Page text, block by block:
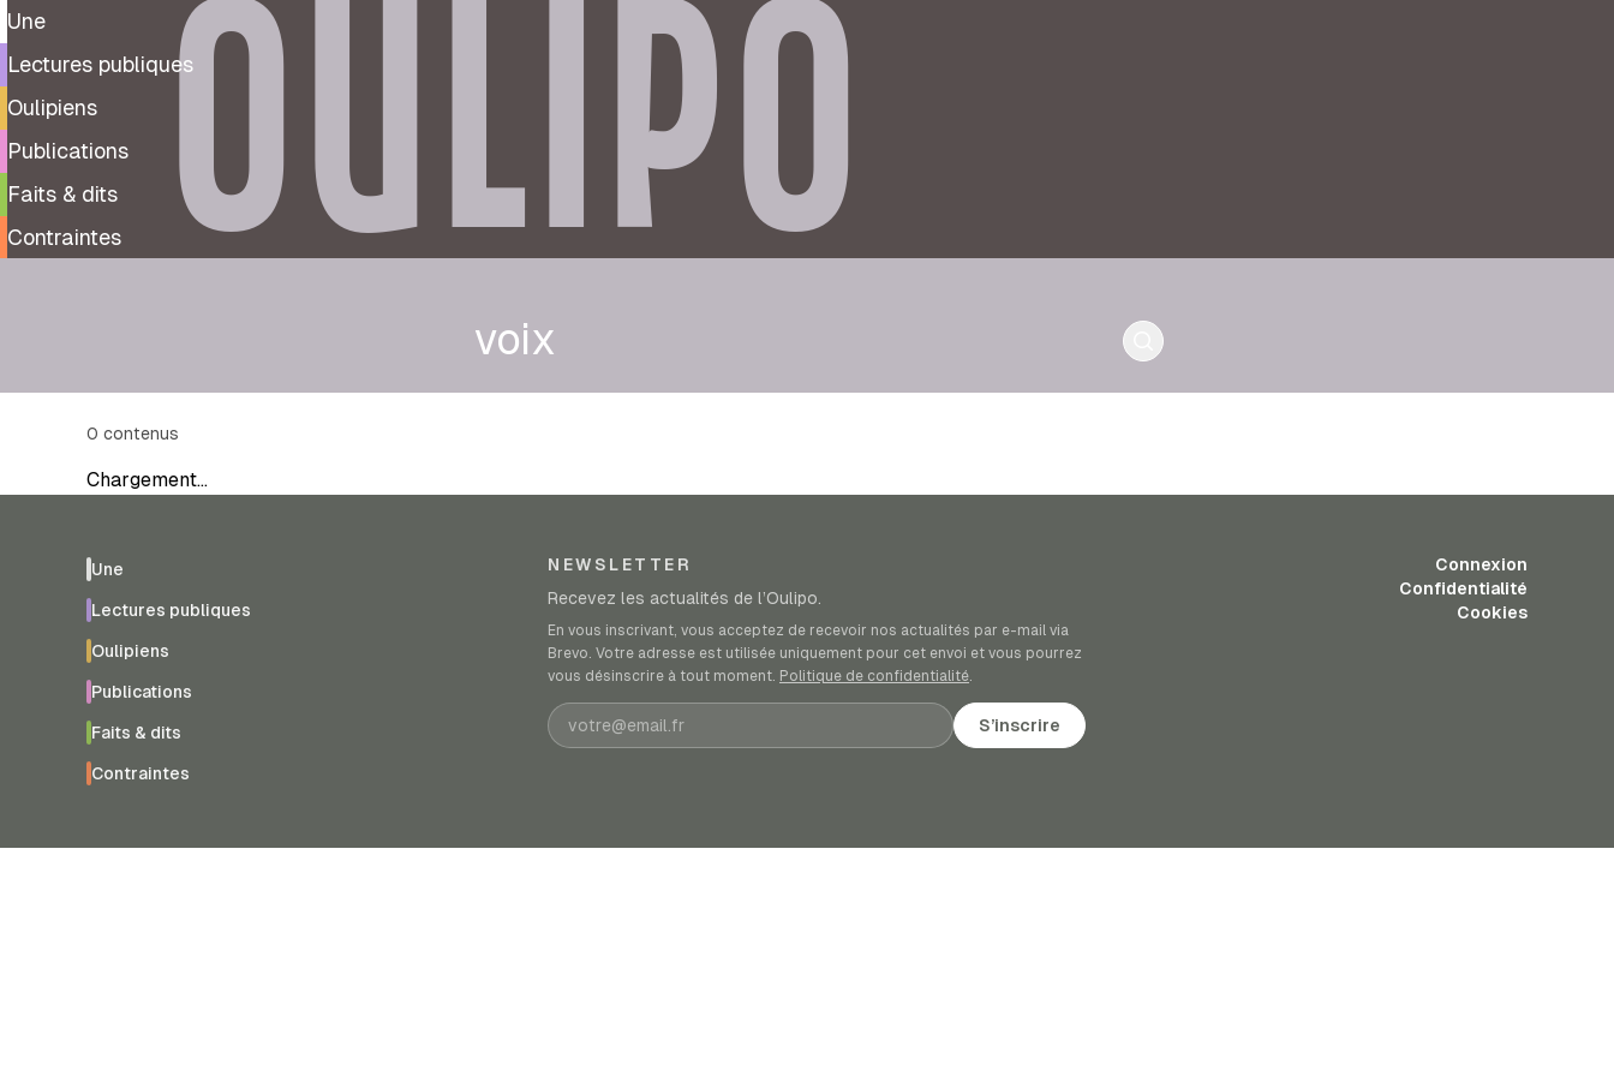
Une
Lectures publiques
Oulipiens
Publications
Faits & dits
Contraintes
OULIPO
voix
0 contenus
Chargement…
Une
Lectures publiques
Oulipiens
Publications
Faits & dits
Contraintes
NEWSLETTER
Recevez les actualités de l’Oulipo.
En vous inscrivant, vous acceptez de recevoir nos actualités par e-mail via
Brevo. Votre adresse est utilisée uniquement pour cet envoi et vous pourrez
vous désinscrire à tout moment. Politique de confidentialité.
Adresse e-mail S’inscrire
Connexion
Confidentialité
Cookies